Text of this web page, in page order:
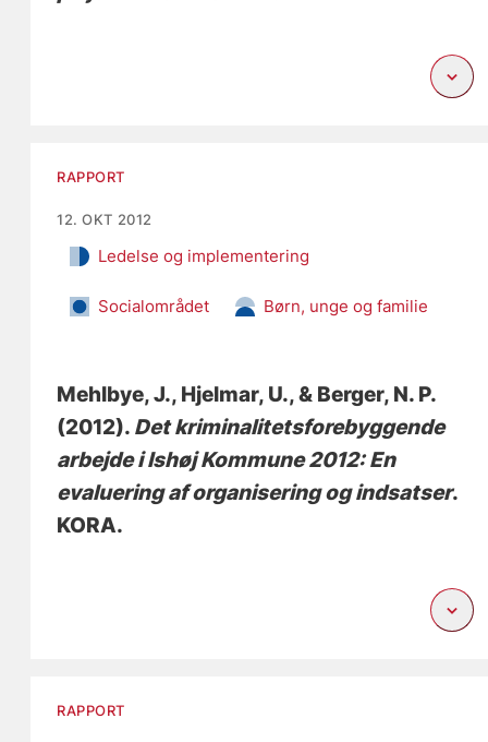
RAPPORT
12. OKT 2012
Ledelse og implementering
Socialområdet Børn, unge og familie
Mehlbye, J., Hjelmar, U., & Berger, N. P.
(2012). Det kriminalitetsforebyggende
arbejde i Ishøj Kommune 2012: En
evaluering af organisering og indsatser.
KORA.
RAPPORT